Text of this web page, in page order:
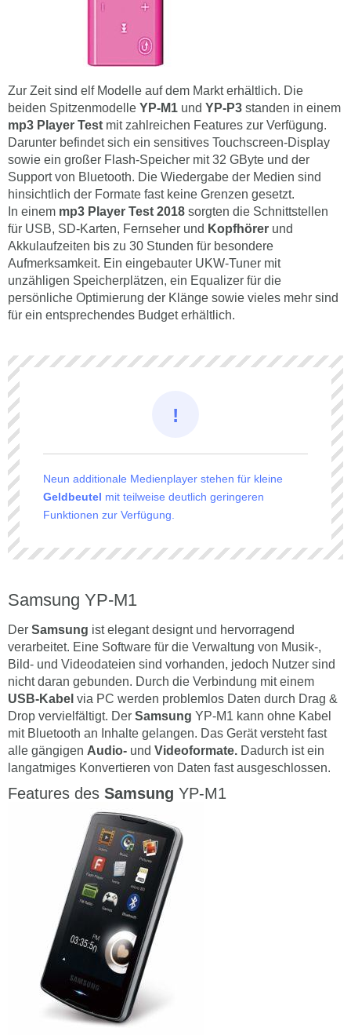
Zur Zeit sind elf Modelle auf dem Markt erhältlich. Die
beiden Spitzenmodelle YP-M1 und YP-P3 standen in einem
mp3 Player Test mit zahlreichen Features zur Verfügung.
Darunter befindet sich ein sensitives Touchscreen-Display
sowie ein großer Flash-Speicher mit 32 GByte und der
Support von Bluetooth. Die Wiedergabe der Medien sind
hinsichtlich der Formate fast keine Grenzen gesetzt.
In einem mp3 Player Test 2018 sorgten die Schnittstellen
für USB, SD-Karten, Fernseher und Kopfhörer und
Akkulaufzeiten bis zu 30 Stunden für besondere
Aufmerksamkeit. Ein eingebauter UKW-Tuner mit
unzähligen Speicherplätzen, ein Equalizer für die
persönliche Optimierung der Klänge sowie vieles mehr sind
für ein entsprechendes Budget erhältlich.
Neun additionale Medienplayer stehen für kleine
Geldbeutel mit teilweise deutlich geringeren
Funktionen zur Verfügung.
Samsung YP-M1
Der Samsung ist elegant designt und hervorragend
verarbeitet. Eine Software für die Verwaltung von Musik-,
Bild- und Videodateien sind vorhanden, jedoch Nutzer sind
nicht daran gebunden. Durch die Verbindung mit einem
USB-Kabel via PC werden problemlos Daten durch Drag &
Drop vervielfältigt. Der Samsung YP-M1 kann ohne Kabel
mit Bluetooth an Inhalte gelangen. Das Gerät versteht fast
alle gängigen Audio- und Videoformate. Dadurch ist ein
langatmiges Konvertieren von Daten fast ausgeschlossen.
Features des Samsung YP-M1